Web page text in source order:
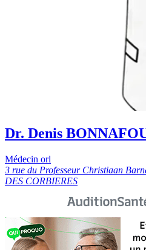
Dr. Denis
Médecin orl
3 rue du Professeur Christiaan
DES CORBIERES